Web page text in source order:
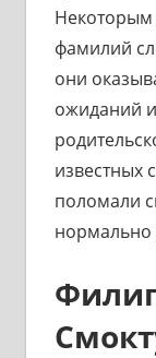
Некоторым
фамилий
они
ожиданий
известных
поломали
нормально